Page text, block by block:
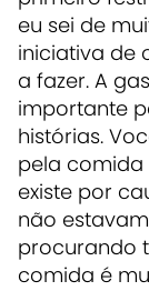
eu sei de
iniciativa de
a fazer. A
importante
histórias.
pela comida
existe por
não
procurando
comida é